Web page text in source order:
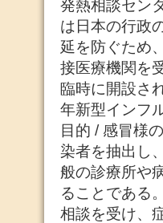
発熱相談セン
は日本の行政
延を防ぐため
接医療機関を
臨時に開設さ
年新型インフ
目的 / 感冒様
染者を抽出し
般の診療所や
ることである
相談を受け、